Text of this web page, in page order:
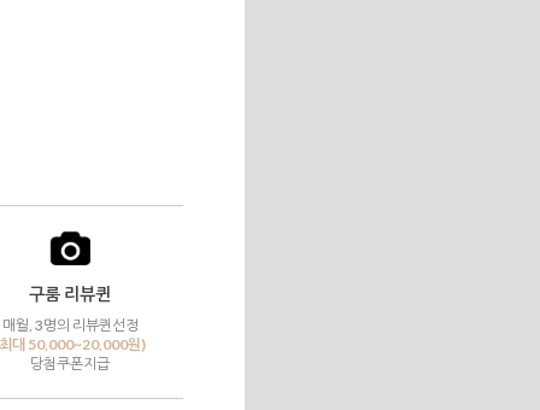
구룸 리뷰퀸
매월, 3명의 리뷰퀸선정
대 50,000~20,000원)
당첨쿠폰지급